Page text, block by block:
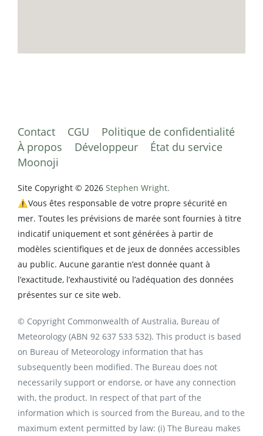
Contact CGU
Politique de confidentialité
À propos
Développeur
État du service
Moonoji
Site Copyright © 2026 Stephen Wright.
⚠️Vous êtes responsable de votre propre sécurité en
mer. Toutes les prévisions de marée sont fournies à titre
indicatif uniquement et sont générées à partir de
modèles scientifiques et de jeux de données accessibles
au public. Aucune garantie n’est donnée quant à
l’exactitude, l’exhaustivité ou l’adéquation des données
présentes sur ce site web.
© Copyright Commonwealth of Australia, Bureau of
Meteorology (ABN 92 637 533 532). This product is based
on Bureau of Meteorology information that has
subsequently been modified. The Bureau does not
necessarily support or endorse, or have any connection
with, the product. In respect of that part of the
information which is sourced from the Bureau, and to the
maximum extent permitted by law: (i) The Bureau makes